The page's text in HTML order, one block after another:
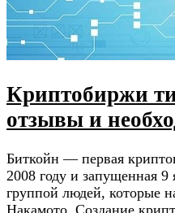
Криптобиржи
отзывы и
Биткойн — первая
2008 году и запущенная 9
группой людей, которые